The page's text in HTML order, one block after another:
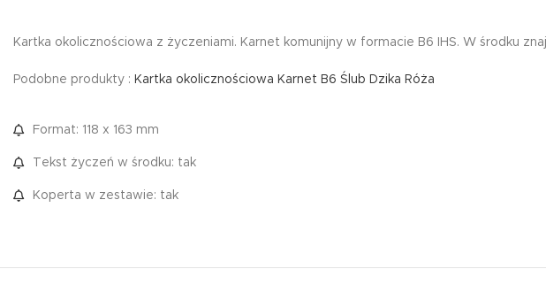
Kartka okolicznościowa z życzeniami. Karnet komunijny w formacie B6 IHS. W środku
Podobne produkty : Kartka okolicznościowa Karnet B6 Ślub Dzika Róża
Format: 118 x 163 mm
Tekst życzeń w środku: tak
Koperta w zestawie: tak